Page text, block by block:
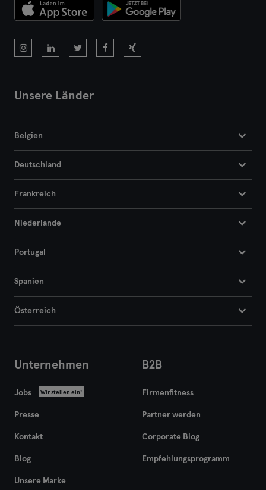
Unsere Länder
Belgien
Deutschland
Frankreich
Niederlande
Portugal
Spanien
Österreich
Unternehmen
Jobs Wir stellen ein!
Presse
Kontakt
Blog
Unsere Marke
B2B
Firmenfitness
Partner werden
Corporate Blog
Empfehlungsprogramm